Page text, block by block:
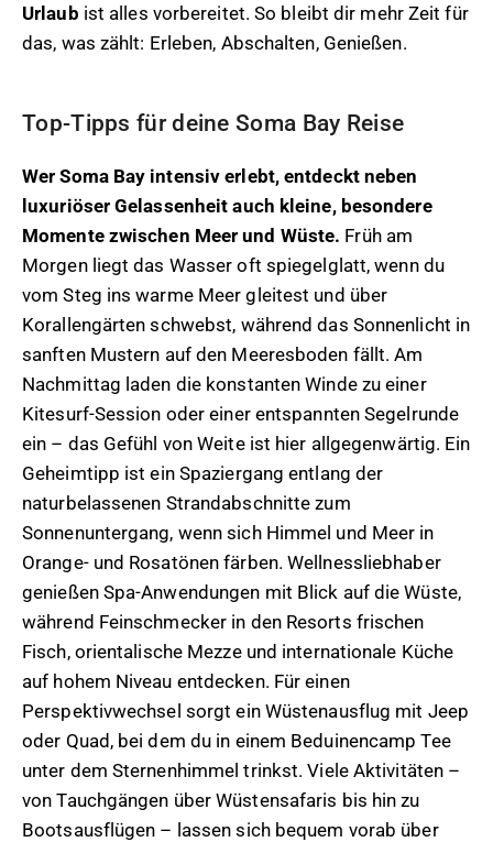
Urlaub ist alles vorbereitet. So bleibt dir mehr Zeit für
das, was zählt: Erleben, Abschalten, Genießen.
Top-Tipps für deine Soma Bay Reise
Wer Soma Bay intensiv erlebt, entdeckt neben
luxuriöser Gelassenheit auch kleine, besondere
Momente zwischen Meer und Wüste. Früh am
Morgen liegt das Wasser oft spiegelglatt, wenn du
vom Steg ins warme Meer gleitest und über
Korallengärten schwebst, während das Sonnenlicht in
sanften Mustern auf den Meeresboden fällt. Am
Nachmittag laden die konstanten Winde zu einer
Kitesurf-Session oder einer entspannten Segelrunde
ein – das Gefühl von Weite ist hier allgegenwärtig. Ein
Geheimtipp ist ein Spaziergang entlang der
naturbelassenen Strandabschnitte zum
Sonnenuntergang, wenn sich Himmel und Meer in
Orange- und Rosatönen färben. Wellnessliebhaber
genießen Spa-Anwendungen mit Blick auf die Wüste,
während Feinschmecker in den Resorts frischen
Fisch, orientalische Mezze und internationale Küche
auf hohem Niveau entdecken. Für einen
Perspektivwechsel sorgt ein Wüstenausflug mit Jeep
oder Quad, bei dem du in einem Beduinencamp Tee
unter dem Sternenhimmel trinkst. Viele Aktivitäten –
von Tauchgängen über Wüstensafaris bis hin zu
Bootsausflügen – lassen sich bequem vorab über